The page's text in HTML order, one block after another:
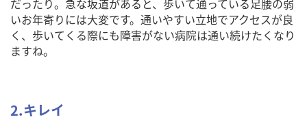
いお年寄りには大変です。通いやすい立地でアクセスが良
く、歩いてくる際にも障害がない病院は通い続けたくなり
ますね。
2.キレイ